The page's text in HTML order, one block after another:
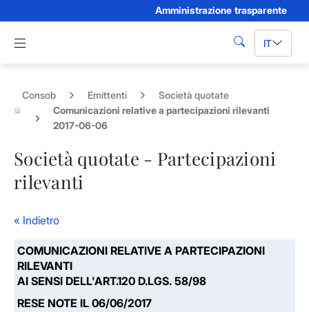
Amministrazione trasparente
Apri menu di navigazione
cerca IT
Consob Emittenti
Società quotate
Comunicazioni relative a partecipazioni rilevanti
2017-06-06
Società quotate - Partecipazioni
rilevanti
« Indietro
COMUNICAZIONI RELATIVE A PARTECIPAZIONI
RILEVANTI
AI SENSI DELL'ART.120 D.LGS. 58/98
RESE NOTE IL 06/06/2017